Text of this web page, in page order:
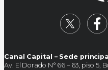
Canal Capital – Sede principal
Av. El Dorado N° 66 – 63, piso 5,